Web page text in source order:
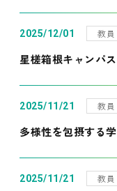
2025/12/01 教員
星槎箱根キャンパ
2025/11/21 教員
多様性を包摂する
2025/11/21 教員